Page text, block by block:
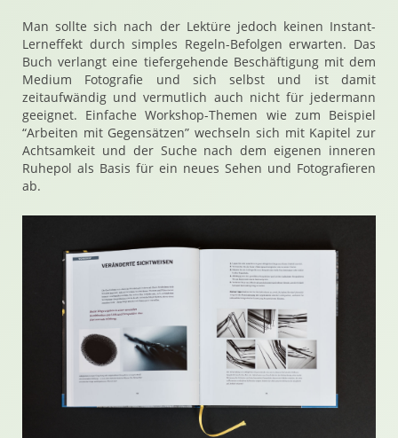
Man sollte sich nach der Lektüre jedoch keinen Instant-
Lerneffekt durch simples Regeln-Befolgen erwarten. Das
Buch verlangt eine tiefergehende Beschäftigung mit dem
Medium Fotografie und sich selbst und ist damit
zeitaufwändig und vermutlich auch nicht für jedermann
geeignet. Einfache Workshop-Themen wie zum Beispiel
“Arbeiten mit Gegensätzen” wechseln sich mit Kapitel zur
Achtsamkeit und der Suche nach dem eigenen inneren
Ruhepol als Basis für ein neues Sehen und Fotografieren
ab.